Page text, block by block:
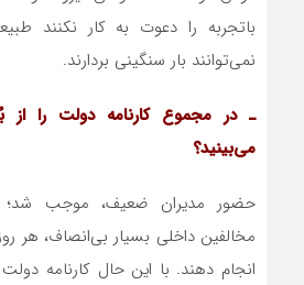
باتجربه را دعوت به کار نکنند
نمی‌توانند بار سنگینی بردارند.
ـ در مجموع کارنامه دولت را از
می‌بینید؟
حضور مدیران ضعیف، موجب شد؛
مخالفین داخلی بسیار بی‌انصاف، هر
انجام دهند. با این حال کارنامه